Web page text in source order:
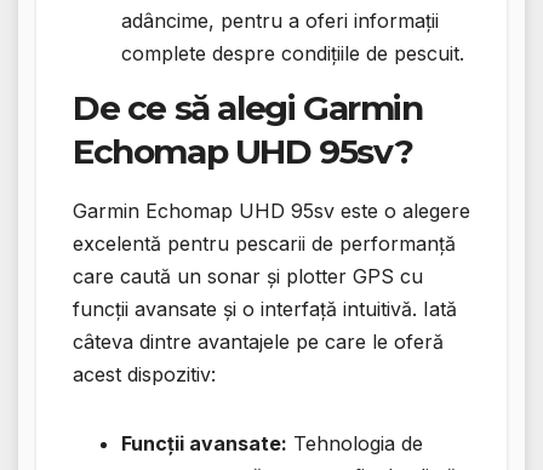
adâncime, pentru a oferi informații
complete despre condițiile de pescuit.
De ce să alegi Garmin
Echomap UHD 95sv?
Garmin Echomap UHD 95sv este o alegere
excelentă pentru pescarii de performanță
care caută un sonar și plotter GPS cu
funcții avansate și o interfață intuitivă. Iată
câteva dintre avantajele pe care le oferă
acest dispozitiv:
Funcții avansate: Tehnologia de